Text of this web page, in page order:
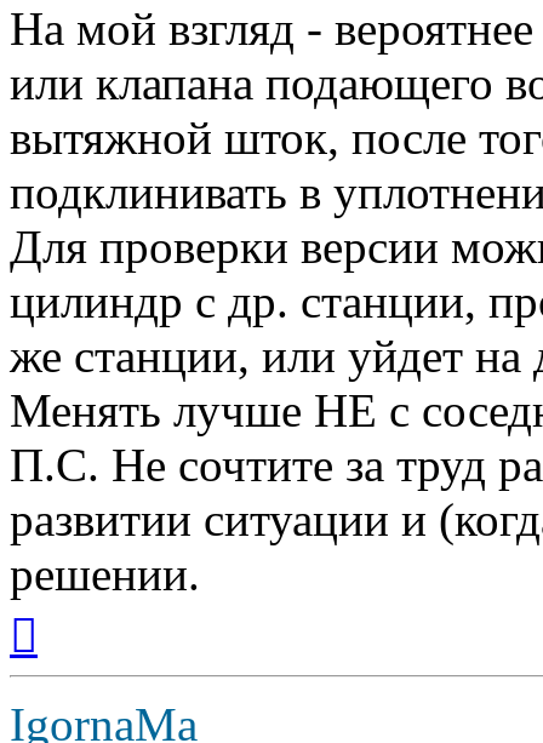
На мой взгляд -
или клапана подающего
вытяжной шток, после
подклинивать в
Для проверки версии
цилиндр с др. станции,
же станции, или уйдет
Менять лучше НЕ с
П.С. Не сочтите за труд
развитии ситуации и
решении.
началу
IgornaMa